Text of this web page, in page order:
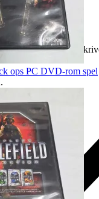
varan inte är som
ops PC DVD-rom spel
.